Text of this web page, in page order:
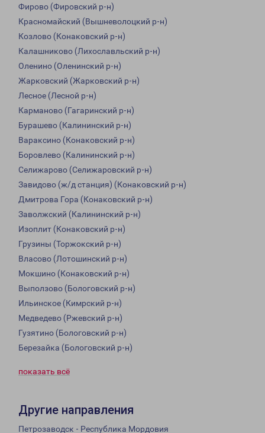
Фирово (Фировский р-н)
Красномайский (Вышневолоцкий р-н)
Козлово (Конаковский р-н)
Калашниково (Лихославльский р-н)
Оленино (Оленинский р-н)
Жарковский (Жарковский р-н)
Лесное (Лесной р-н)
Карманово (Гагаринский р-н)
Бурашево (Калининский р-н)
Вараксино (Конаковский р-н)
Боровлево (Калининский р-н)
Селижарово (Селижаровский р-н)
Завидово (ж/д станция) (Конаковский р-н)
Дмитрова Гора (Конаковский р-н)
Заволжский (Калининский р-н)
Изоплит (Конаковский р-н)
Грузины (Торжокский р-н)
Власово (Лотошинский р-н)
Мокшино (Конаковский р-н)
Выползово (Бологовский р-н)
Ильинское (Кимрский р-н)
Медведево (Ржевский р-н)
Гузятино (Бологовский р-н)
Березайка (Бологовский р-н)
показать всё
Другие направления
Петрозаводск - Республика Мордовия